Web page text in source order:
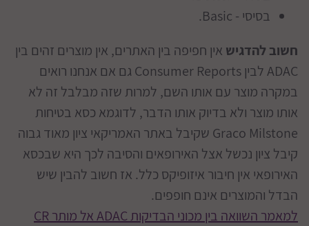
בסיסי - Basic.
חשוב להדגיש אין חפיפה בין האתרים, אין מוצרים זהים בין
ADAC לבין Consumer Reports גם אם אנחנו רואים
במקרה מוצר עם אותו השם, למרות שזה מבלבל זה לא
אותו מוצר ולא בדיוק אותו הדבר, לדוגמא כסא בטיחות
Graco Milstone שקיבל באתר האמריקאי ציון מאוד גבוה
קיבל ציון נכשל אצל האירופאים והסיבה לכך היא שבכסא
האירופאי אין חיבור איזופיקס כלל. אז חשוב להבין שיש
הבדל והמוצרים אינם חופפים.
למאמר השוואה בין מכוני הבדיקות ADAC אל מותר CR